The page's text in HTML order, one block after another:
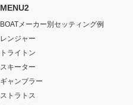
MENU2
BOATメーカー別セッティング例
レンジャー
トライトン
スキーター
ギャンブラー
ストラトス